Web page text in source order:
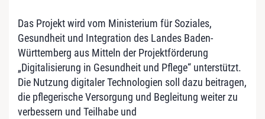
Das Projekt wird vom Ministerium für Soziales,
Gesundheit und Integration des Landes Baden-
Württemberg aus Mitteln der Projektförderung
„Digitalisierung in Gesundheit und Pflege“ unterstützt.
Die Nutzung digitaler Technologien soll dazu beitragen,
die pflegerische Versorgung und Begleitung weiter zu
verbessern und Teilhabe und